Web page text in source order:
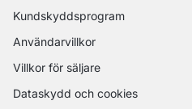
Kundskyddsprogram
Användarvillkor
Villkor för säljare
Dataskydd och cookies